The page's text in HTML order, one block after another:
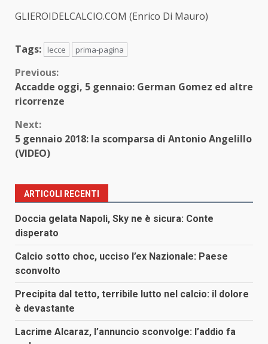
GLIEROIDELCALCIO.COM (Enrico Di Mauro)
Tags: lecce prima-pagina
Continue
Reading
Previous:
Accadde oggi, 5 gennaio: German Gomez ed altre
ricorrenze
Next:
5 gennaio 2018: la scomparsa di Antonio Angelillo
(VIDEO)
ARTICOLI RECENTI
Doccia gelata Napoli, Sky ne è sicura: Conte
disperato
Calcio sotto choc, ucciso l’ex Nazionale: Paese
sconvolto
Precipita dal tetto, terribile lutto nel calcio: il dolore
è devastante
Lacrime Alcaraz, l’annuncio sconvolge: l’addio fa